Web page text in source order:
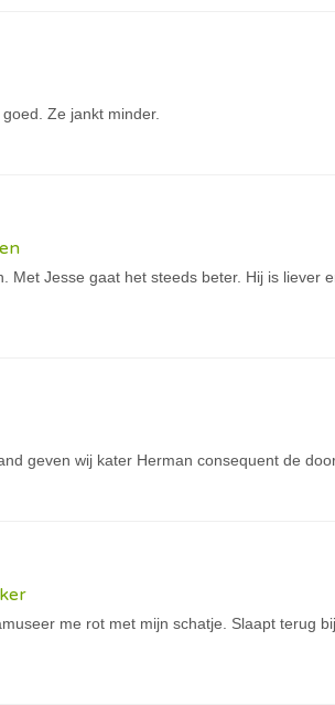
Ze jankt minder.
Met Jesse gaat het steeds beter. Hij is liever
geven wij kater Herman consequent de
me rot met mijn schatje. Slaapt terug